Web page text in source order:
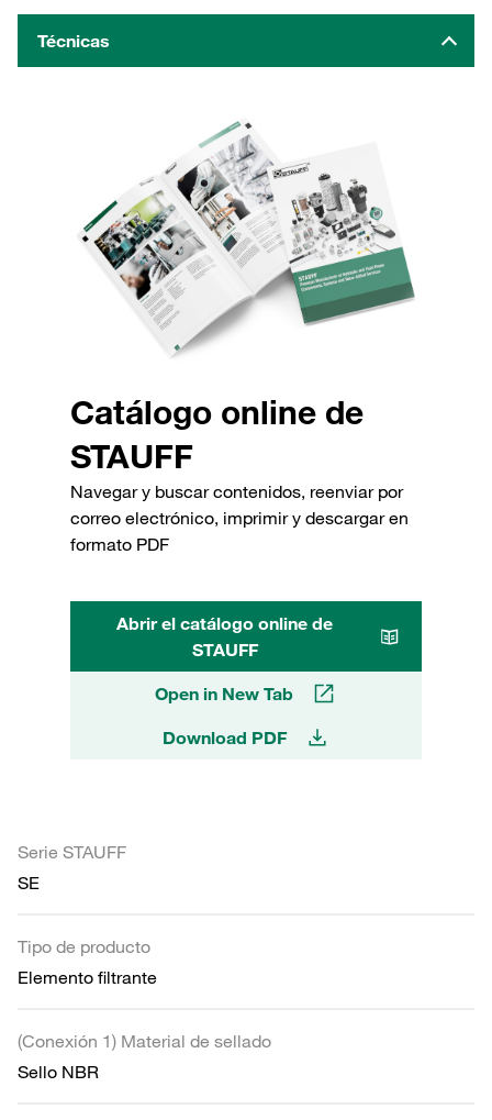
Técnicas
Catálogo online de
STAUFF
Navegar y buscar contenidos, reenviar por
correo electrónico, imprimir y descargar en
formato PDF
Abrir el catálogo online de
STAUFF
Open in New Tab
Download PDF
Serie STAUFF
SE
Tipo de producto
Elemento filtrante
(Conexión 1) Material de sellado
Sello NBR